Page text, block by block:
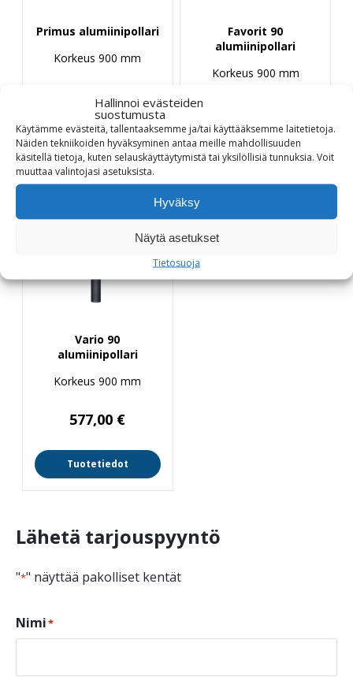
Hallinnoi evästeiden
suostumusta
Käytämme evästeitä, tallentaaksemme ja/tai käyttääksemme laitetietoja.
Näiden tekniikoiden hyväksyminen antaa meille mahdollisuuden
käsitellä tietoja, kuten selauskäyttäytymistä tai yksilöllisiä tunnuksia. Voit
muuttaa valintojasi asetuksista.
Hyväksy
Näytä asetukset
Tietosuoja
Primus alumiinipollari
Korkeus 900 mm
– 690,00€460,00 €
-
690,00 €
Tuotetiedot
Favorit 90
alumiinipollari
Korkeus 900 mm
Tuotetiedot
Vario 90
alumiinipollari
Korkeus 900 mm
577,00 €
Tuotetiedot
Lähetä tarjouspyyntö
"*" näyttää pakolliset kentät
Nimi*